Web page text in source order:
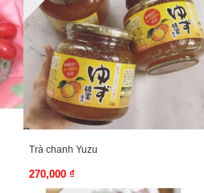
Trà chanh Yuzu
270,000 ₫